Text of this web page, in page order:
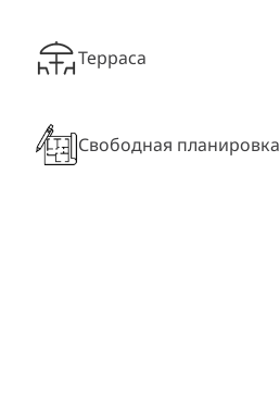
Терраса
Свободная планировка